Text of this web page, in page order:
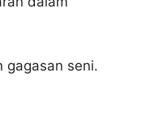
gagasan seni.